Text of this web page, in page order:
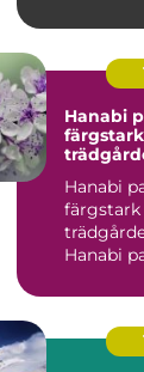
Hanabi
Hanabi
färgstark
trädgården
Hanabi